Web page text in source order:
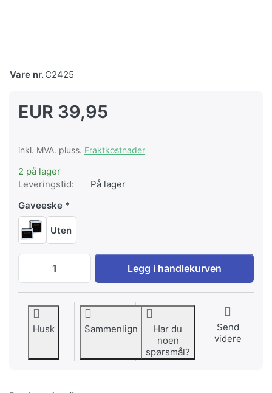
Vare nr.C2425
EUR 39,95
inkl. MVA. pluss. Fraktkostnader
2 på lager
Leveringstid:
På lager
Gaveeske
Uten
Dunoon Cairngorm Zambezi blå til EUR
Legg i handlekurven
Husk Sammenlign
Har du
noen
spørsmål?
Send
videre